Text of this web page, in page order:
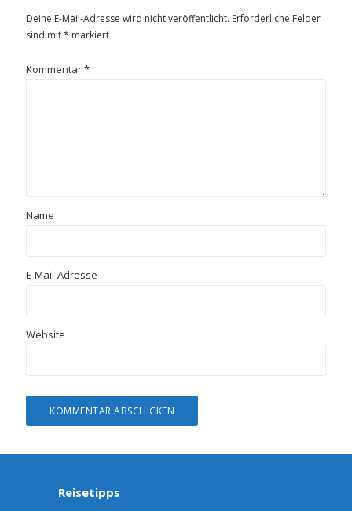
Deine E-Mail-Adresse wird nicht veröffentlicht. Erforderliche Felder
sind mit* markiert
Kommentar*
Name
E-Mail-Adresse
Website
Reisetipps